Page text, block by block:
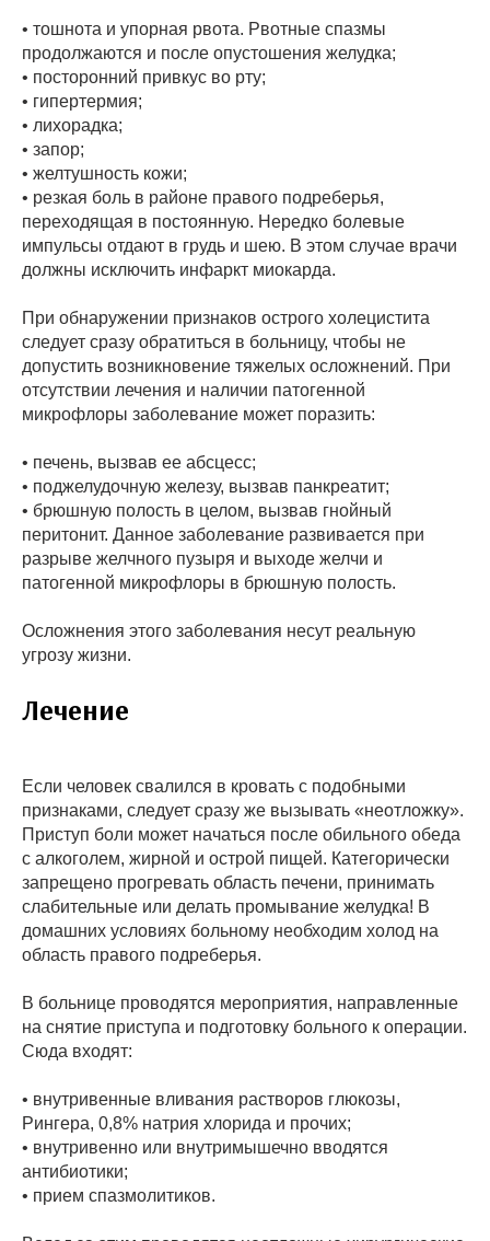
• тошнота и упорная рвота. Рвотные спазмы
продолжаются и после опустошения желудка;
• посторонний привкус во рту;
• гипертермия;
• лихорадка;
• запор;
• желтушность кожи;
• резкая боль в районе правого подреберья,
переходящая в постоянную. Нередко болевые
импульсы отдают в грудь и шею. В этом случае врачи
должны исключить инфаркт миокарда.
При обнаружении признаков острого холецистита
следует сразу обратиться в больницу, чтобы не
допустить возникновение тяжелых осложнений. При
отсутствии лечения и наличии патогенной
микрофлоры заболевание может поразить:
• печень, вызвав ее абсцесс;
• поджелудочную железу, вызвав панкреатит;
• брюшную полость в целом, вызвав гнойный
перитонит. Данное заболевание развивается при
разрыве желчного пузыря и выходе желчи и
патогенной микрофлоры в брюшную полость.
Осложнения этого заболевания несут реальную
угрозу жизни.
Лечение
Если человек свалился в кровать с подобными
признаками, следует сразу же вызывать «неотложку».
Приступ боли может начаться после обильного обеда
с алкоголем, жирной и острой пищей. Категорически
запрещено прогревать область печени, принимать
слабительные или делать промывание желудка! В
домашних условиях больному необходим холод на
область правого подреберья.
В больнице проводятся мероприятия, направленные
на снятие приступа и подготовку больного к операции.
Сюда входят:
• внутривенные вливания растворов глюкозы,
Рингера, 0,8% натрия хлорида и прочих;
• внутривенно или внутримышечно вводятся
антибиотики;
• прием спазмолитиков.